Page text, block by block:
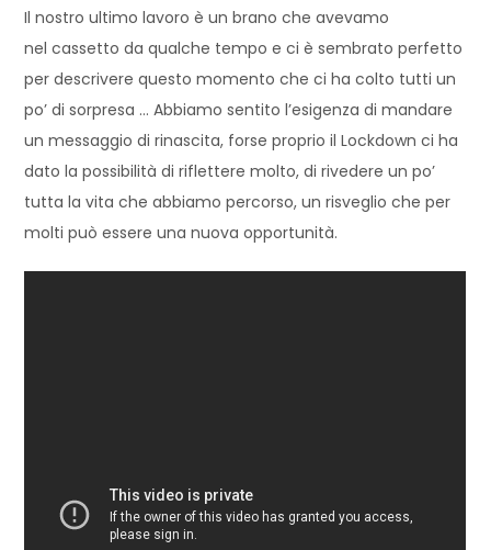
Il nostro ultimo lavoro è un brano che avevamo
nel cassetto da qualche tempo e ci è sembrato perfetto
per descrivere questo momento che ci ha colto tutti un
po’ di sorpresa … Abbiamo sentito l’esigenza di mandare
un messaggio di rinascita, forse proprio il Lockdown ci ha
dato la possibilità di riflettere molto, di rivedere un po’
tutta la vita che abbiamo percorso, un risveglio che per
molti può essere una nuova opportunità.